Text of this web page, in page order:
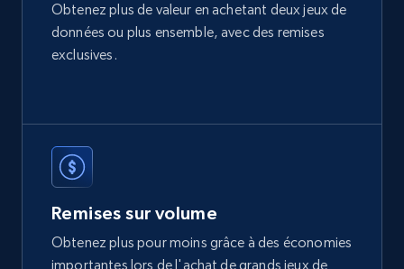
URL, Product id, Listing inventory id, Title, Rating,
Reviews count shop, Reviews count item, Initial
price, and more.
1.9K+
Amazon best seller products
Obtenez plus de valeur en achetant deux jeux de
données ou plus ensemble, avec des remises
exclusives.
Remises sur volume
Obtenez plus pour moins grâce à des économies
importantes lors de l'achat de grands jeux de